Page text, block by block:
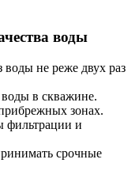
воды
не реже двух раз
в скважине.
зонах.
фильтрации и
срочные